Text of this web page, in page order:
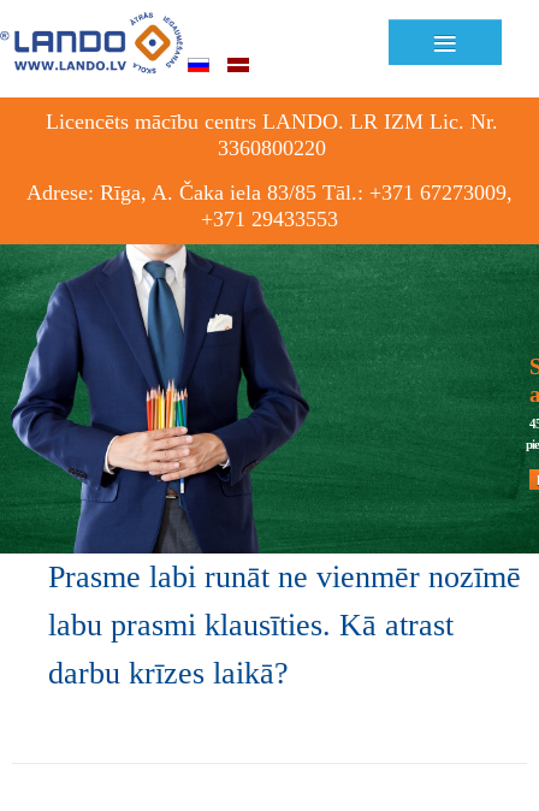
≡
Licencēts mācību centrs LANDO. LR IZM Lic. Nr.
3360800220
Adrese: Rīga, A. Čaka iela 83/85 Tāl.: +371 67273009,
+371 29433553
Prasme labi runāt ne vienmēr nozīmē
labu prasmi klausīties. Kā atrast
darbu krīzes laikā?